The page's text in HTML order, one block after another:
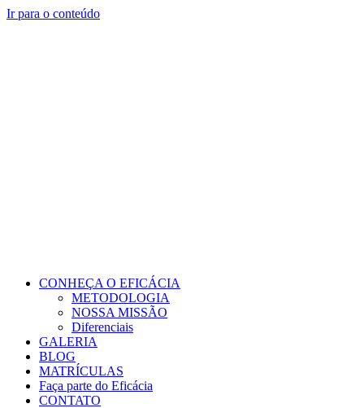
Ir para o conteúdo
CONHEÇA O EFICÁCIA
METODOLOGIA
NOSSA MISSÃO
Diferenciais
GALERIA
BLOG
MATRÍCULAS
Faça parte do Eficácia
CONTATO